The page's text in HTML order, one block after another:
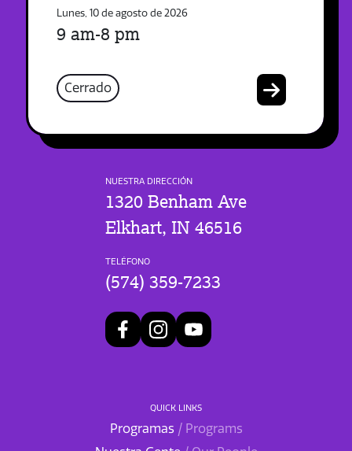
Lunes, 10 de agosto de 2026
9 am-8 pm
Cerrado
NUESTRA DIRECCIÓN
1320 Benham Ave
Elkhart, IN 46516
TELÉFONO
(574) 359-7233
QUICK LINKS
Programas / Programs